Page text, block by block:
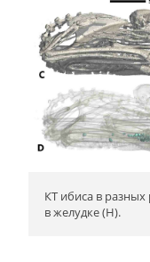
КТ ибиса в
в желудке (H).